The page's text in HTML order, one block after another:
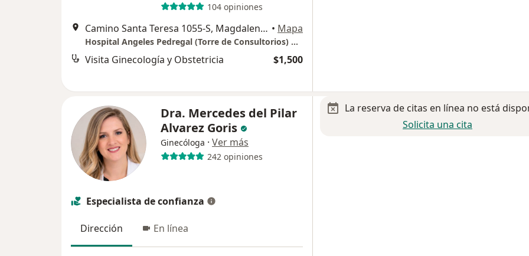
104 opiniones
Camino Santa Teresa 1055-S, Magdalena Contreras • Mapa
Hospital Angeles Pedregal (Torre de Consultorios) Piso 7. Consultorio 733.
Visita Ginecología y Obstetricia $1,500
Dra. Mercedes del Pilar
Alvarez Goris
Ginecóloga · Ver más
242 opiniones
Especialista de confianza
Dirección En línea
La reserva de citas en línea no está
Solicita una cita